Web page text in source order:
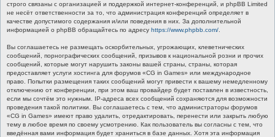
строго связаны с организацией и поддержкой интернет-конференций, и phpBB Limited
не несёт ответственности за то, что администрация конференций определяет в
качестве допустимого содержания и/или поведения в них. За дополнительной
информацией о phpBB обращайтесь по адресу https://www.phpbb.com/
Вы соглашаетесь не размещать оскорбительных, угрожающих, клеветнических
сообщений, порнографических сообщений, призывов к национальной розни и прочих
сообщений, которые могут нарушить законы вашей страны, страны, которая
предоставляет услуги хостинга для форумов «CG in Games» или международное
право. Попытки размещения таких сообщений могут привести к вашему немедленному
отключению от конференции, при этом ваш провайдер будет поставлен в известность,
если мы сочтём это нужным. IP-адреса всех сообщений сохраняются для возможности
проведения такой политики. Вы соглашаетесь с тем, что администраторы форумов
«CG in Games» имеют право удалить, отредактировать, перенести или закрыть любую
тему в любое время по своему усмотрению. Как пользователь вы согласны с тем, что
введённая вами информация будет храниться в базе данных. Хотя эта информация